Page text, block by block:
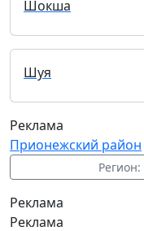
Шокша
Шуя
Реклама
Прионежский район
Регион:
Реклама
Реклама